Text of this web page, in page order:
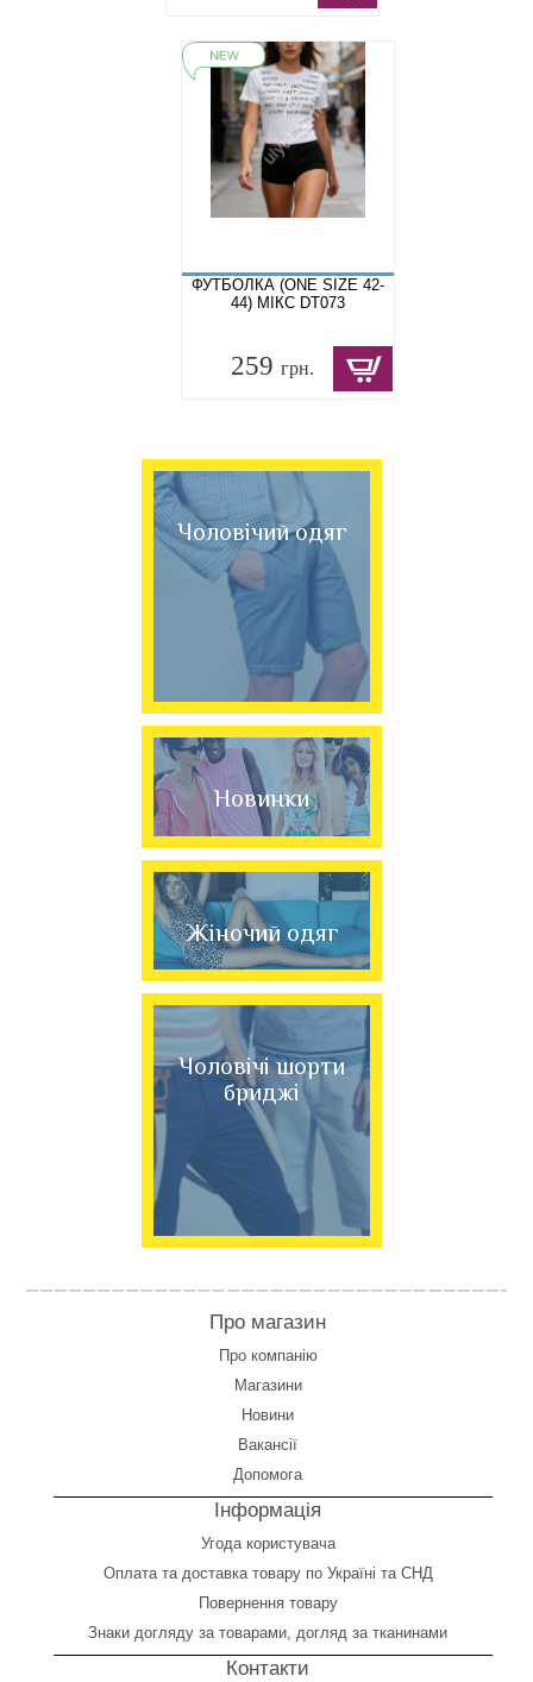
ФУТБОЛКА (ONE SIZE 42-
44) МІКС DT073
259 грн.
Чоловічий одяг
Новинки
Жіночий одяг
Чоловічі шорти
бриджі
Про магазин
Про компанію
Магазини
Новини
Вакансії
Допомога
Інформація
Угода користувача
Оплата та доставка товару по Україні та СНД
Повернення товару
Знаки догляду за товарами, догляд за тканинами
Контакти